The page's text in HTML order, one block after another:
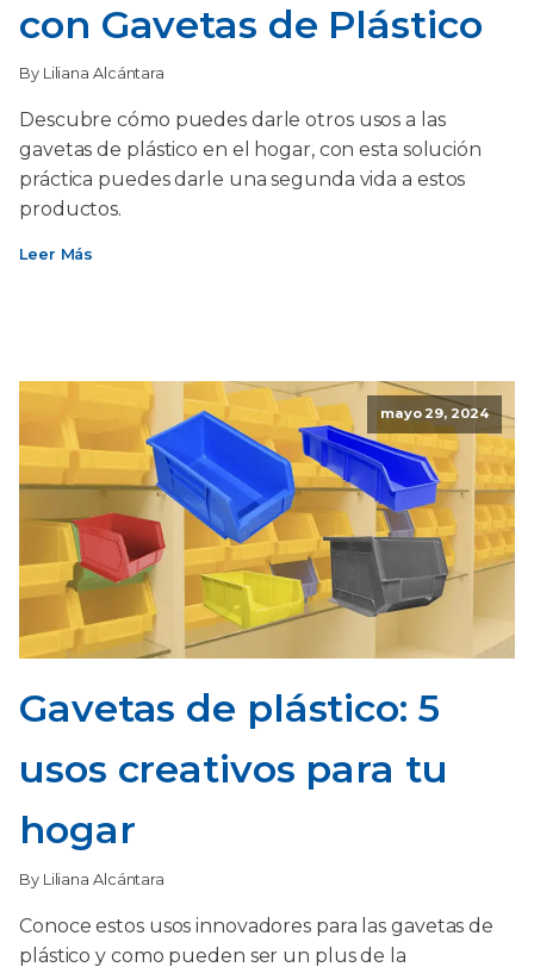
con Gavetas de Plástico
By Liliana Alcántara
Descubre cómo puedes darle otros usos a las
gavetas de plástico en el hogar, con esta solución
práctica puedes darle una segunda vida a estos
productos.
Leer Más
mayo 29, 2024
Gavetas de plástico: 5
usos creativos para tu
hogar
By Liliana Alcántara
Conoce estos usos innovadores para las gavetas de
plástico y como pueden ser un plus de la